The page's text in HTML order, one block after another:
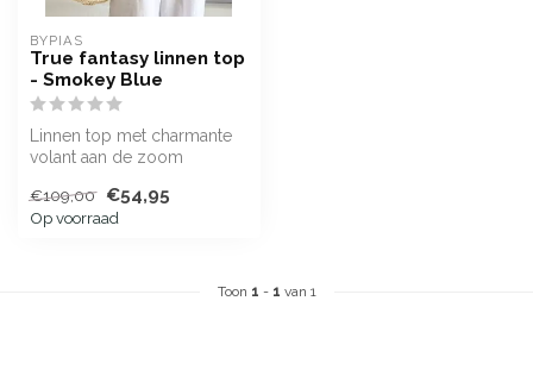
BYPIAS
True fantasy linnen top
- Smokey Blue
Linnen top met charmante
volant aan de zoom
€109,00 €54,95
Op voorraad
Toon 1 - 1 van 1